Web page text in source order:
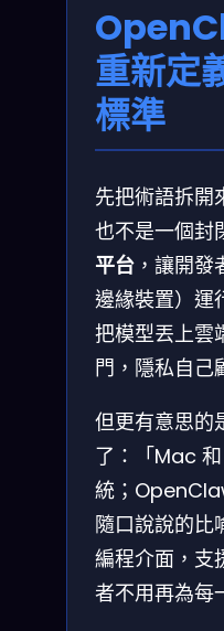
重新定
標準
先把術語拆
也不是一個封
平台 ，讓開
邊緣裝置）
把模型丟上雲
門，隱私自己
但更有意思的
了：「Mac
統；
隨口說說的
編程介面，支
者不用再為每